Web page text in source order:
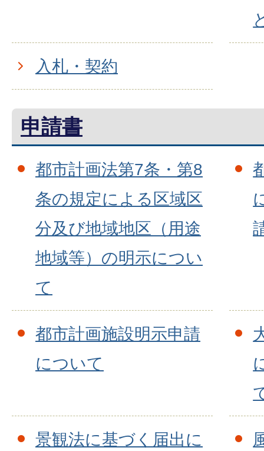
入札・契約
申請書
都市計画法第7条・第8
条の規定による区域区
分及び地域地区（用途
地域等）の明示につい
て
都市計画施設明示申請
について
景観法に基づく届出に